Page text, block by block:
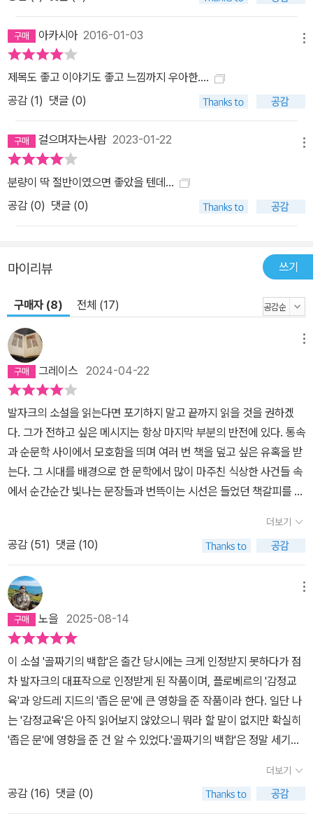
아카시아2016-01-03
제목도 좋고 이야기도 좋고 느낌까지 우아한....
공감 (1) 댓글 (0)
걸으며자는사람 2023-01-22
분량이 딱 절반이였으면 좋았을 텐데...
공감 (0) 댓글 (0)
마이리뷰 쓰기
구매자 (8) 전체 (17)
그레이스 2024-04-22
발자크의 소설을 읽는다면 포기하지 말고 끝까지 읽을 것을 권하겠
다. 그가 전하고 싶은 메시지는 항상 마지막 부분의 반전에 있다. 통속
과 순문학 사이에서 모호함을 띄며 여러 번 책을 덮고 싶은 유혹을 받
는다. 그 시대를 배경으로 한 문학에서 많이 마주친 식상한 사건들 속
에서 순간순간 빛나는 문장들과 번뜩이는 시선은 들었던 책갈피를 내
에는 발자크의 전기(傳記)적 사실과 감정이 녹아 있다. 이 소설의 주
인공이자 화자인 펠릭스가 지닌 부모로부터의 사랑 결핍은 발자크의
그것과 닮았다. 슈테판 츠바이크는 『발자크 평전』에서 이 소설 『골짜
기의 백합』 속 주인공 펠릭스의 사랑하는 여인 모르소프 백작 부인의
모델이 드 베르니 부인이라고 쓰고 있다. 그녀는 발자크에게 어머니
같은 보호자, 부드러운 안내자, 헌신적인 협조자였고, 그 만남은 이후
에도 같은 사랑의 유형을 구하게 된 계기가 되었다고 한다. 이 소설
은 편지형식을 띄고 있다. 화자인 펠릭스의 연인 나탈리 드 마네르빌
공작부인의 요구에 대해 지나간 사랑을 들려주는 내용이다. 자신의
어린시절을 회상하면서 부모의 관심과 애정을 받지 못했던 유소년기
에피소드는 어린 나이에 느꼈을 고독과 고통을 가슴 아프도록 공감하
게 한다. 청년이 된 그는 법학을 공부하고 고등교육을 받던 도중 파리
의 정치적 상황 때문에 투르로 가서 홀로 지내게 된다. 그곳 축제에서
운명의 여인을 만나게 된다. 외로움을 타던 그가 그녀에게 끌림은 모
더보기
공감 (51) 댓글 (10)
노을 2025-08-14
이 소설 '골짜기의 백합'은 출간 당시에는 크게 인정받지 못하다가 점
차 발자크의 대표작으로 인정받게 된 작품이며, 플로베르의 '감정교
육'과 앙드레 지드의 '좁은 문'에 큰 영향을 준 작품이라 한다. 일단 나
는 '감정교육'은 아직 읽어보지 않았으니 뭐라 할 말이 없지만 확실히
'좁은 문'에 영향을 준 건 알 수 있었다.'골짜기의 백합'은 정말 세기의
기도 하지만 마지막 부분에서는 앞부분의 펠릭스의 서사가 다시 완전
히 깨지는 아이러니를 보여주기도 하는 소설이다. 이 소설에서는 일
단 연애 상대방인 모르소프 부인 캐릭터가 대단하다. 주인공 펠릭스
더보기
공감 (16) 댓글 (0)